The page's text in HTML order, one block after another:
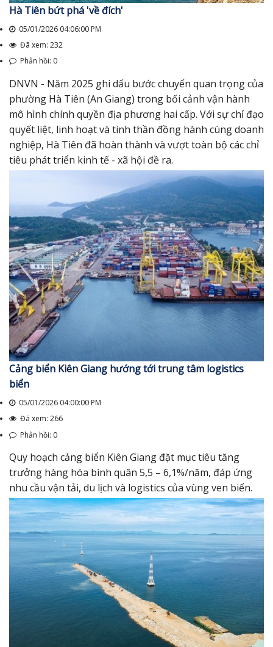
Hà Tiên bứt phá 'về đích'
05/01/2026 04:06:00 PM
Đã xem: 232
Phản hồi: 0
DNVN - Năm 2025 ghi dấu bước chuyển quan trọng của
phường Hà Tiên (An Giang) trong bối cảnh vận hành
mô hình chính quyền địa phương hai cấp. Với sự chỉ đạo
quyết liệt, linh hoạt và tinh thần đồng hành cùng doanh
nghiệp, Hà Tiên đã hoàn thành và vượt toàn bộ các chỉ
tiêu phát triển kinh tế - xã hội đề ra.
Cảng biển Kiên Giang hướng tới trung tâm logistics
biển
05/01/2026 04:00:00 PM
Đã xem: 266
Phản hồi: 0
Quy hoạch cảng biển Kiên Giang đặt mục tiêu tăng
trưởng hàng hóa bình quân 5,5 – 6,1%/năm, đáp ứng
nhu cầu vận tải, du lịch và logistics của vùng ven biển.